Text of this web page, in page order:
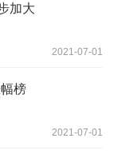
加大
2021-07-01
榜
2021-07-01